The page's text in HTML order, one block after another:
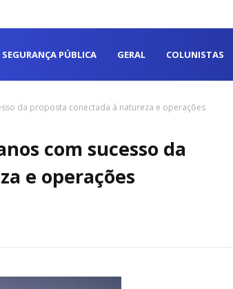
SEGURANÇA PÚBLICA GERAL COLUNISTAS
da proposta conectada à natureza e operações
com sucesso da
e operações